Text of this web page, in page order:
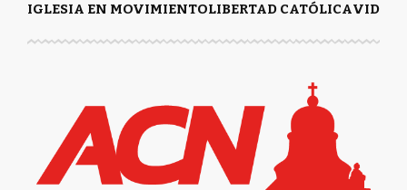
IGLESIA EN MOVIMIENTOLIBERTAD CATÓLICAVIDA